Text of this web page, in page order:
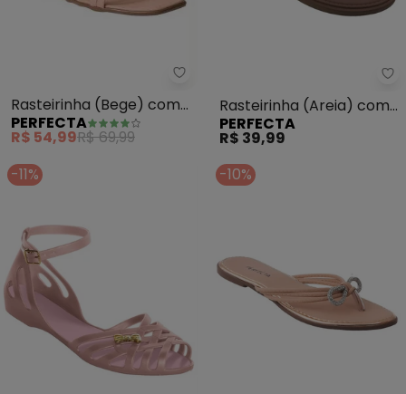
Perfecta - Rasteirinha (Bege)
Rasteirinha (Bege) com
Fechamento em Zíper
PERFECTA
R$ 54,99R$ 69,99
Rasteirinha (Areia) com
Solado Flexível
PERFECTA
R$ 39,99
-11%
-10%